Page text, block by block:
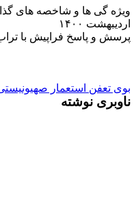
ویژه گی ها و شاخصه های
ارديبهشت ۱۴۰۰
پرسش و پاسخ فراپیش با تراب
بوی تعفن استعمار
ناوبری نوشته